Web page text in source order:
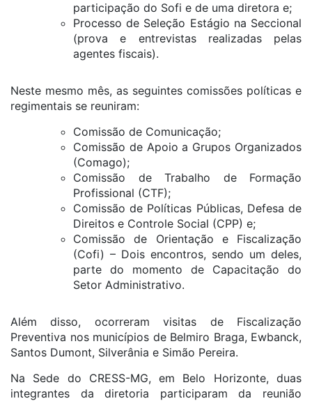
participação do Sofi e de uma diretora e;
Processo de Seleção Estágio na Seccional
(prova e entrevistas realizadas pelas
agentes fiscais).
Neste mesmo mês, as seguintes comissões políticas e
regimentais se reuniram:
Comissão de Comunicação;
Comissão de Apoio a Grupos Organizados
(Comago);
Comissão de Trabalho de Formação
Profissional (CTF);
Comissão de Políticas Públicas, Defesa de
Direitos e Controle Social (CPP) e;
Comissão de Orientação e Fiscalização
(Cofi) – Dois encontros, sendo um deles,
parte do momento de Capacitação do
Setor Administrativo.
Além disso, ocorreram visitas de Fiscalização
Preventiva nos municípios de Belmiro Braga, Ewbanck,
Santos Dumont, Silverânia e Simão Pereira.
Na Sede do CRESS-MG, em Belo Horizonte, duas
integrantes da diretoria participaram da reunião